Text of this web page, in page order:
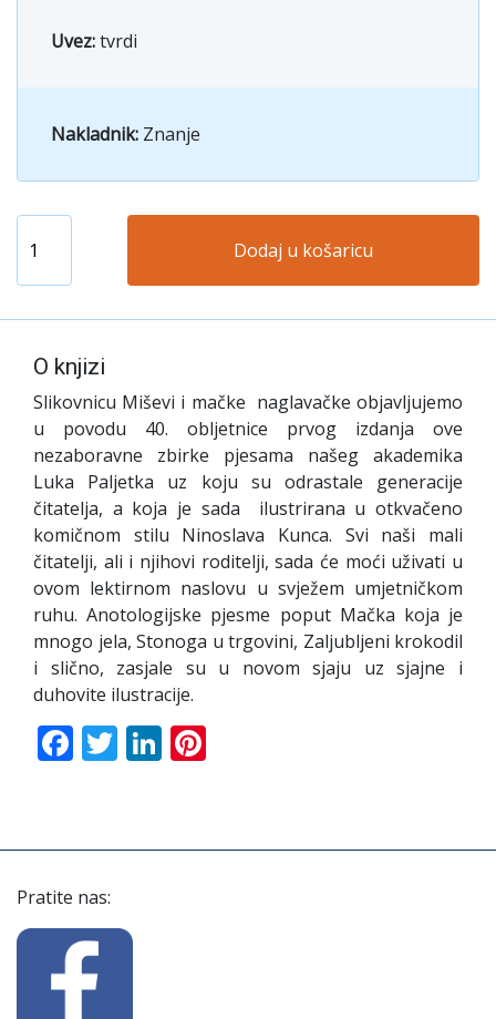
Uvez:tvrdi
Nakladnik: Znanje
Dodaj u košaricu
O knjizi
Slikovnicu Miševi i mačke naglavačke objavljujemo
u povodu 40. obljetnice prvog izdanja ove
nezaboravne zbirke pjesama našeg akademika
Luka Paljetka uz koju su odrastale generacije
čitatelja, a koja je sada ilustrirana u otkvačeno
komičnom stilu Ninoslava Kunca. Svi naši mali
čitatelji, ali i njihovi roditelji, sada će moći uživati u
ovom lektirnom naslovu u svježem umjetničkom
ruhu. Anotologijske pjesme poput Mačka koja je
mnogo jela, Stonoga u trgovini, Zaljubljeni krokodil
i slično, zasjale su u novom sjaju uz sjajne i
duhovite ilustracije.
Facebook
TwitterLinkedIn
Pratite nas: